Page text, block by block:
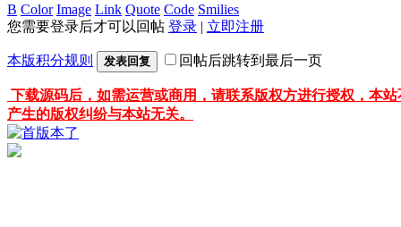
B Color Image Link Quote Code Smilies
您需要登录后才可以回帖 登录 | 立即注册
本版积分规则 发表回复 回帖后跳转到最后一页
下载源码后，如需运营或商用，请联系版权方进行授权，本
产生的版权纠纷与本站无关。